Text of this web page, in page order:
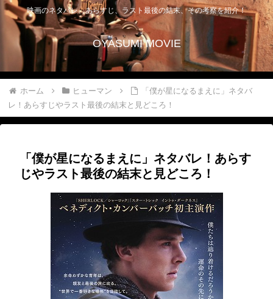
映画のネタバレ、あらすじ、ラスト最後の結末、その考察を紹介！
OYASUMI MOVIE
ホーム ヒューマン
「僕が星になるまえに」ネタバ
レ！あらすじやラスト最後の結末と見どころ！
「僕が星になるまえに」ネタバレ！あらす
じやラスト最後の結末と見どころ！